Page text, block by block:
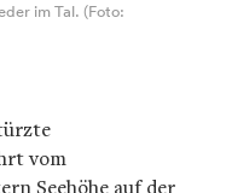
im Tal. (Foto:
vom
Seehöhe auf der